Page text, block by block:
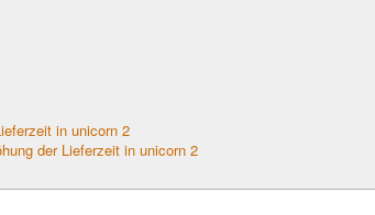
in unicorn 2
der Lieferzeit in unicorn 2